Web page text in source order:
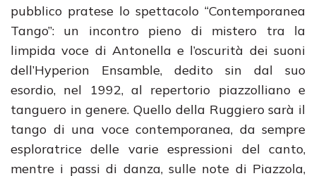
pubblico pratese lo spettacolo “Contemporanea
Tango”: un incontro pieno di mistero tra la
limpida voce di Antonella e l’oscurità dei suoni
dell’Hyperion Ensamble, dedito sin dal suo
esordio, nel 1992, al repertorio piazzolliano e
tanguero in genere. Quello della Ruggiero sarà il
tango di una voce contemporanea, da sempre
esploratrice delle varie espressioni del canto,
mentre i passi di danza, sulle note di Piazzola,